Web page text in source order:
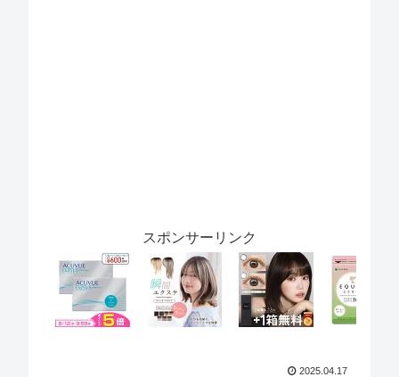
スポンサーリンク
2025.04.17